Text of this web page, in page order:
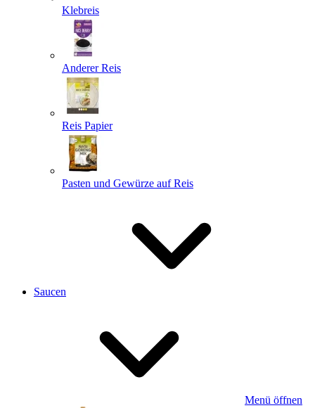
Klebreis
Anderer Reis
Reis Papier
Pasten und Gewürze auf Reis
Saucen
Menü öffnen